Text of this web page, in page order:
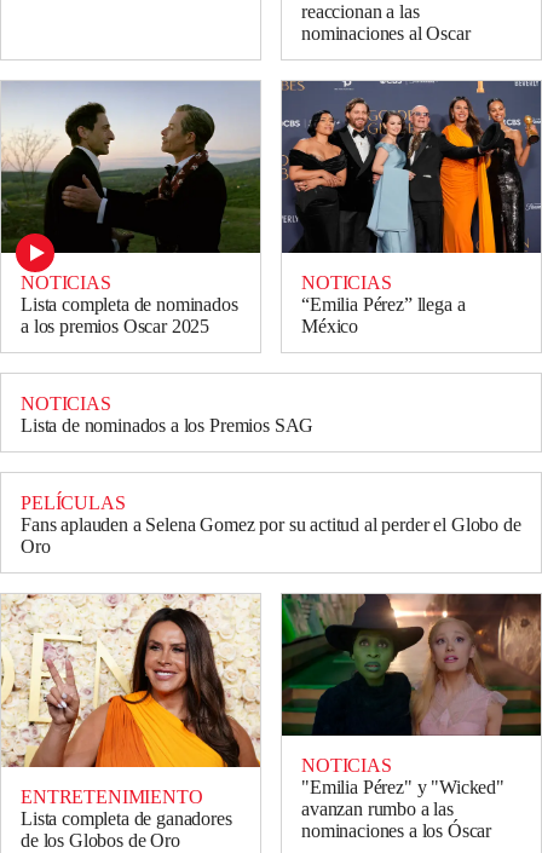
reaccionan a las
nominaciones al Oscar
NOTICIAS
Lista completa de nominados
a los premios Oscar 2025
NOTICIAS
“Emilia Pérez” llega a
México
NOTICIAS
Lista de nominados a los Premios SAG
PELÍCULAS
Fans aplauden a Selena Gomez por su actitud al perder el Globo de
Oro
ENTRETENIMIENTO
Lista completa de ganadores
de los Globos de Oro
NOTICIAS
"Emilia Pérez" y "Wicked"
avanzan rumbo a las
nominaciones a los Óscar